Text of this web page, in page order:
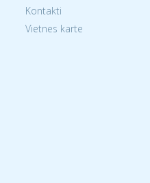
Kontakti
Vietnes karte